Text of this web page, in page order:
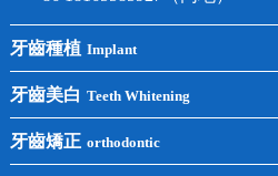
牙齒種植 Implant
前牙種植
後牙種植
牙齒美白 Teeth Whitening
冷光美白
牙齒矯正 orthodontic